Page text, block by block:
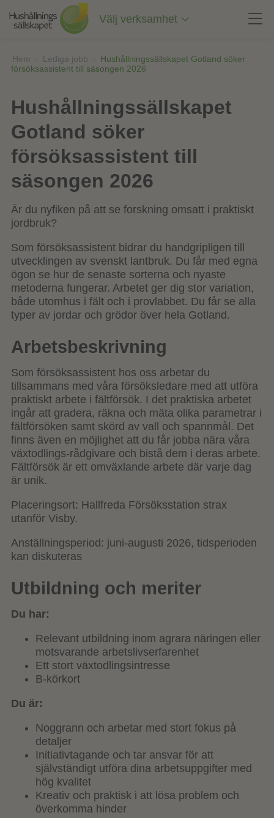
innehåll
Välj verksamhet
Hem Lediga jobb
Hushållningssällskapet Gotland söker
försöksassistent till säsongen 2026
Hushållningssällskapet
Gotland söker
försöksassistent till
säsongen 2026
Är du nyfiken på att se forskning omsatt i praktiskt
jordbruk?
Som försöksassistent bidrar du handgripligen till
utvecklingen av svenskt lantbruk. Du får med egna
ögon se hur de senaste sorterna och nyaste
metoderna fungerar. Arbetet ger dig stor variation,
både utomhus i fält och i provlabbet. Du får se alla
typer av jordar och grödor över hela Gotland.
Arbetsbeskrivning
Som försöksassistent hos oss arbetar du
tillsammans med våra försöksledare med att utföra
praktiskt arbete i fältförsök. I det praktiska arbetet
ingår att gradera, räkna och mäta olika parametrar i
fältförsöken samt skörd av vall och spannmål. Det
finns även en möjlighet att du får jobba nära våra
växtodlings-rådgivare och bistå dem i deras arbete.
Fältförsök är ett omväxlande arbete där varje dag
är unik.
Placeringsort: Hallfreda Försöksstation strax
utanför Visby.
Anställningsperiod: juni-augusti 2026, tidsperioden
kan diskuteras
Utbildning och meriter
Du har:
Relevant utbildning inom agrara näringen eller
motsvarande arbetslivserfarenhet
Ett stort växtodlingsintresse
B-körkort
Du är:
Noggrann och arbetar med stort fokus på
detaljer
Initiativtagande och tar ansvar för att
självständigt utföra dina arbetsuppgifter med
hög kvalitet
Kreativ och praktisk i att lösa problem och
överkomma hinder